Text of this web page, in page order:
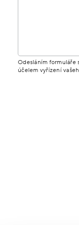
Odesláním formuláře
účelem vyřízení